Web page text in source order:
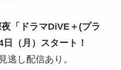
「ドラマDiVE＋(プラ
（月）スタート！
逃し配信あり。